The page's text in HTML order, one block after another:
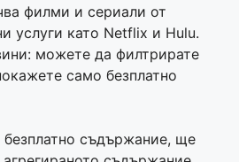
филми и сериали от
услуги като Netflix и Hulu.
можете да филтрирате
само безплатно
безплатно съдържание, ще